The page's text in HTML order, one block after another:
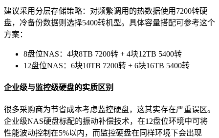
建议采用分层存储策略：对频繁调用的热数据使用7200转硬
盘，冷备份数据则选择5400转机型。具体容量搭配可参考这个
方案：
8盘位NAS：4块8TB 7200转 + 4块12TB 5400转
12盘位NAS：6块10TB 7200转 + 6块16TB 5400转
企业级与监控级硬盘的实质区别
很多采购商为节省成本考虑监控硬盘，这其实存在严重误区。
企业级NAS硬盘标配的振动补偿技术，在12盘位环境中可将
性能波动控制在5%以内，而监控硬盘在同样环境下会出现